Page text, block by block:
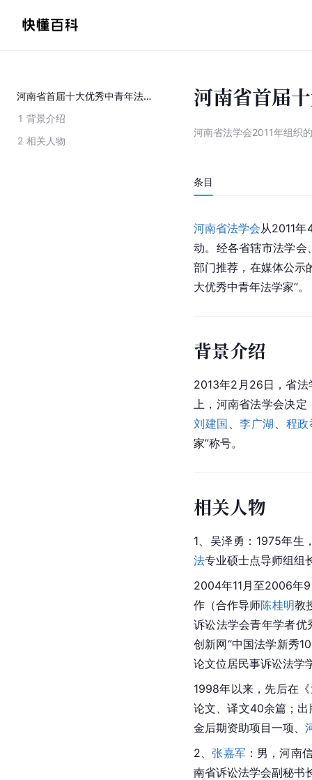
河南省首届十大优秀中青年法学家
1 背景介绍
2 相关人物
河南省首届
河南省法学会2011年组织
条目
河南省法学会从2011年
动。经各省辖市法学会
部门推荐，在媒体公示
大优秀中青年法学家”。
背景介绍
2013年2月26日，省法
上，河南省法学会决定
刘建国 、李广湖
程政
家”称号。
相关人物
1、吴泽勇：1975年生
法专业硕士点导师组组
2004年11月至2006年
作（合作导师陈桂明教
诉讼法学会青年学者优
创新网“中国法学新秀
论文位居民事诉讼法学
1998年以来，先后在《
论文、译文40余篇；出
金后期资助项目一项、
2、张嘉军：男，河南
南省诉讼法学会副秘书